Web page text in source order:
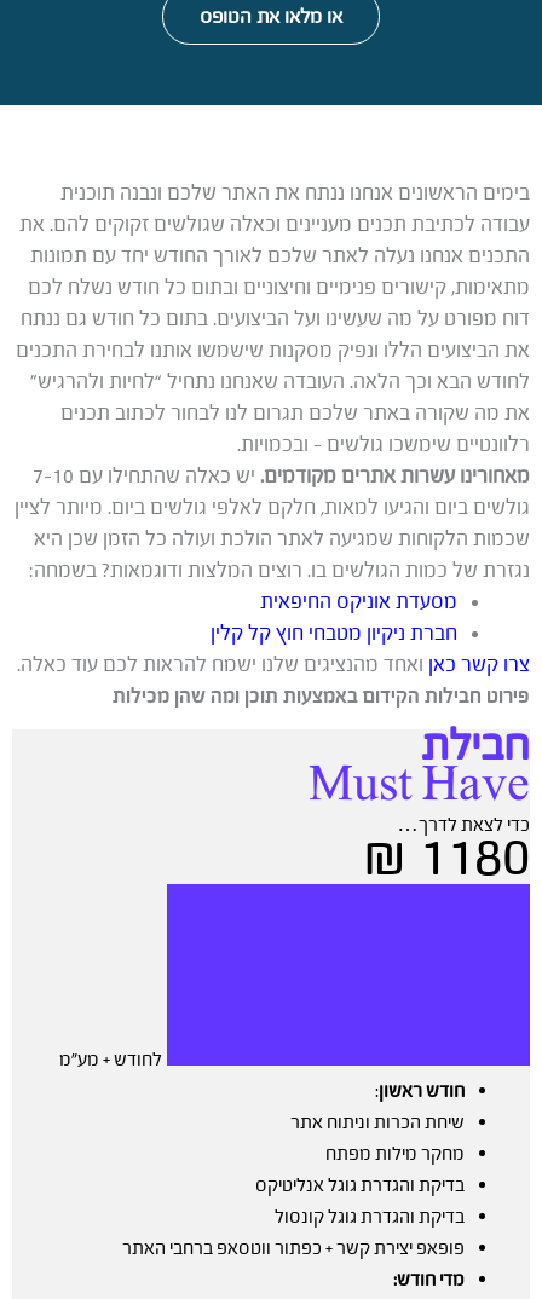
או מלאו את הטופס
בימים הראשונים אנחנו ננתח את האתר שלכם ונבנה תוכנית
עבודה לכתיבת תכנים מעניינים וכאלה שגולשים זקוקים להם. את
התכנים אנחנו נעלה לאתר שלכם לאורך החודש יחד עם תמונות
מתאימות, קישורים פנימיים וחיצוניים ובתום כל חודש נשלח לכם
דוח מפורט על מה שעשינו ועל הביצועים. בתום כל חודש גם ננתח
את הביצועים הללו ונפיק מסקנות שישמשו אותנו לבחירת התכנים
לחודש הבא וכך הלאה. העובדה שאנחנו נתחיל “לחיות ולהרגיש”
את מה שקורה באתר שלכם תגרום לנו לבחור לכתוב תכנים
רלוונטיים שימשכו גולשים – ובכמויות.
מאחורינו עשרות אתרים מקודמים.
יש כאלה שהתחילו עם 7-10
גולשים ביום והגיעו למאות, חלקם לאלפי גולשים ביום. מיותר לציין
שכמות הלקוחות שמגיעה לאתר הולכת ועולה כל הזמן שכן היא
נגזרת של כמות הגולשים בו. רוצים המלצות ודוגמאות? בשמחה:
מסעדת אוניקס החיפאית
חברת ניקיון מטבחי חוץ קל קלין
צרו קשר כאן ואחד מהנציגים שלנו ישמח להראות לכם עוד כאלה.
פירוט חבילות הקידום באמצעות תוכן ומה שהן מכילות
חבילת
Must Have
כדי לצאת לדרך…
1180 ₪
לחודש + מע”מ
חודש ראשון:
שיחת הכרות וניתוח אתר
מחקר מילות מפתח
בדיקת והגדרת גוגל אנליטיקס
בדיקת והגדרת גוגל קונסול
פופאפ יצירת קשר + כפתור ווטסאפ ברחבי האתר
מדי חודש: